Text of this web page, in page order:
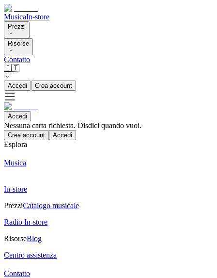
MusicaIn-store
Prezzi
Risorse
Contatto
🇮🇹
Accedi Crea account
Accedi
Nessuna carta richiesta. Disdici quando vuoi.
Crea account Accedi
Esplora
Musica
In-store
PrezziCatalogo musicale
Radio In-store
RisorseBlog
Centro assistenza
Contatto